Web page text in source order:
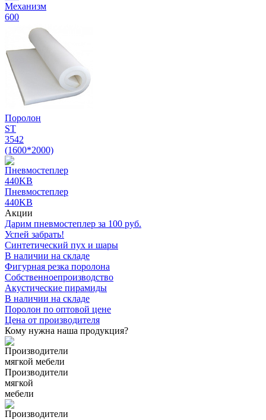
Механизм
600
Поролон
ST
3542
(1600*2000)
Пневмостеплер
440KB
Акции
Дарим пневмостеплер за 100 руб.
Успей забрать!
Синтетический пух и шары
В наличии на складе
Фигурная резка поролона
Собственноепроизводство
Акустические пирамиды
В наличии на складе
Поролон по оптовой цене
Цена от производителя
Кому нужна наша продукция?
Производители
мягкой
мебели